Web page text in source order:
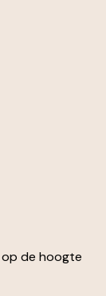
op de hoogte